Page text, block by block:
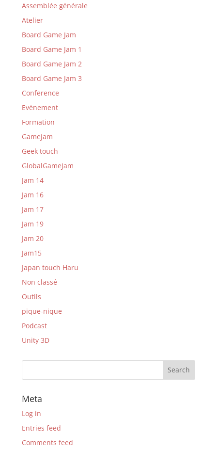
Assemblée générale
Atelier
Board Game Jam
Board Game Jam 1
Board Game Jam 2
Board Game Jam 3
Conference
Evénement
Formation
GameJam
Geek touch
GlobalGameJam
Jam 14
Jam 16
Jam 17
Jam 19
Jam 20
Jam15
Japan touch Haru
Non classé
Outils
pique-nique
Podcast
Unity 3D
Meta
Log in
Entries feed
Comments feed